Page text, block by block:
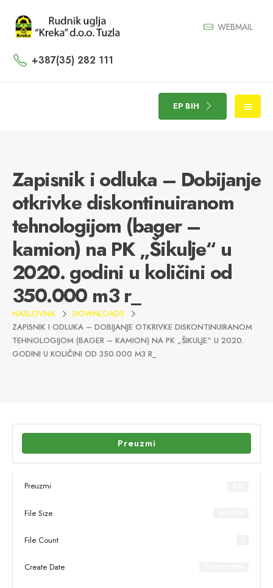
WEBMAIL
+387(35) 282 111
EP BIH
Zapisnik i odluka – Dobijanje
otkrivke diskontinuiranom
tehnologijom (bager –
kamion) na PK „Šikulje“ u
2020. godini u količini od
350.000 m3 r_
NASLOVNA
DOWNLOADS
ZAPISNIK I ODLUKA – DOBIJANJE OTKRIVKE DISKONTINUIRANOM
TEHNOLOGIJOM (BAGER – KAMION) NA PK „ŠIKULJE“ U 2020.
GODINI U KOLIČINI OD 350.000 M3 R_
Preuzmi
Preuzmi
File Size
File Count
Create Date